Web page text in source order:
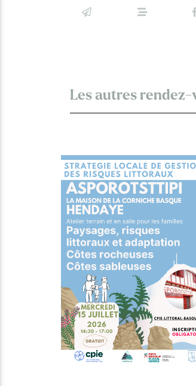
Les autres rendez-